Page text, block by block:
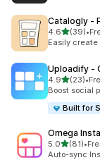
Catalogly ‑
4.6เต็ม 5 ดาว
(39)
ทั้งหมด 39 รีวิว
•
Easily create
Uploadify ‑
4.9เต็ม 5 ดาว
(23)
ทั้งหมด 23 รีวิว
•
Boost social
Built for
Omega
5.0เต็ม 5 ดาว
(81)
ทั้งหมด 81 รีวิว
•
Auto-sync